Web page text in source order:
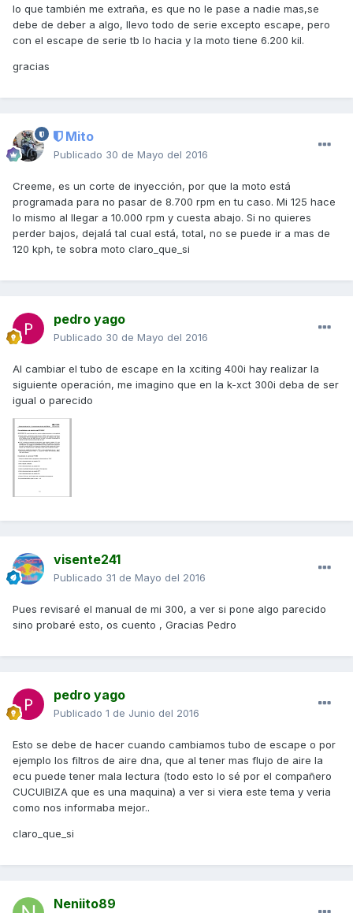
lo que también me extraña, es que no le pase a nadie mas,se
debe de deber a algo, llevo todo de serie excepto escape, pero
con el escape de serie tb lo hacia y la moto tiene 6.200 kil.
gracias
Mito
Publicado 30 de Mayo del 2016
Creeme, es un corte de inyección, por que la moto está
programada para no pasar de 8.700 rpm en tu caso. Mi 125 hace
lo mismo al llegar a 10.000 rpm y cuesta abajo. Si no quieres
perder bajos, dejalá tal cual está, total, no se puede ir a mas de
120 kph, te sobra moto claro_que_si
pedro yago
Publicado 30 de Mayo del 2016
Al cambiar el tubo de escape en la xciting 400i hay realizar la
siguiente operación, me imagino que en la k-xct 300i deba de ser
igual o parecido
visente241
Publicado 31 de Mayo del 2016
Pues revisaré el manual de mi 300, a ver si pone algo parecido
sino probaré esto, os cuento , Gracias Pedro
pedro yago
Publicado 1 de Junio del 2016
Esto se debe de hacer cuando cambiamos tubo de escape o por
ejemplo los filtros de aire dna, que al tener mas flujo de aire la
ecu puede tener mala lectura (todo esto lo sé por el compañero
CUCUIBIZA que es una maquina) a ver si viera este tema y veria
como nos informaba mejor..
claro_que_si
Neniito89